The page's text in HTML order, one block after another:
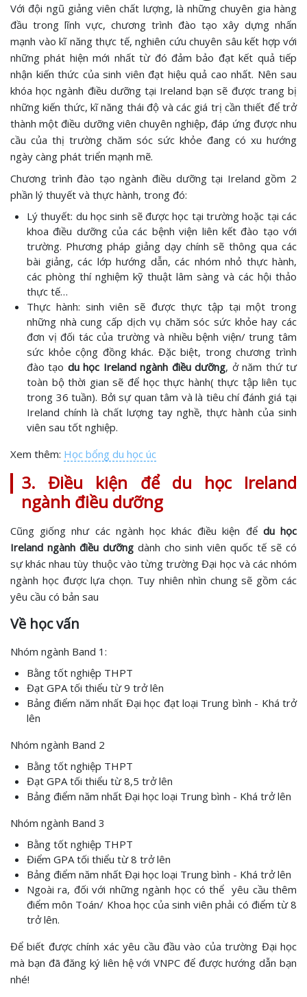
Với đội ngũ giảng viên chất lượng, là những chuyên gia hàng
đầu trong lĩnh vực, chương trình đào tạo xây dựng nhấn
mạnh vào kĩ năng thực tế, nghiên cứu chuyên sâu kết hợp với
những phát hiện mới nhất từ đó đảm bảo đạt kết quả tiếp
nhận kiến thức của sinh viên đạt hiệu quả cao nhất. Nên sau
khóa học ngành điều dưỡng tại Ireland bạn sẽ được trang bị
những kiến thức, kĩ năng thái độ và các giá trị cần thiết để trở
thành một điều dưỡng viên chuyên nghiệp, đáp ứng được nhu
cầu của thị trường chăm sóc sức khỏe đang có xu hướng
ngày càng phát triển mạnh mẽ.
Chương trình đào tạo ngành điều dưỡng tại Ireland gồm 2
phần lý thuyết và thực hành, trong đó:
Lý thuyết: du học sinh sẽ được học tại trường hoặc tại các
khoa điều dưỡng của các bệnh viện liên kết đào tạo với
trường. Phương pháp giảng dạy chính sẽ thông qua các
bài giảng, các lớp hướng dẫn, các nhóm nhỏ thực hành,
các phòng thí nghiệm kỹ thuật lâm sàng và các hội thảo
thực tế…
Thực hành: sinh viên sẽ được thực tập tại một trong
những nhà cung cấp dịch vụ chăm sóc sức khỏe hay các
đơn vị đối tác của trường và nhiều bệnh viện/ trung tâm
sức khỏe cộng đồng khác. Đặc biệt, trong chương trình
đào tạo du học Ireland ngành điều dưỡng, ở năm thứ tư
toàn bộ thời gian sẽ để học thực hành( thực tập liên tục
trong 36 tuần). Bởi sự quan tâm và là tiêu chí đánh giá tại
Ireland chính là chất lượng tay nghề, thực hành của sinh
viên sau tốt nghiệp.
Xem thêm: Học bổng du học úc
3. Điều kiện để du học Ireland
ngành điều dưỡng
Cũng giống như các ngành học khác điều kiện để du học
Ireland ngành điều dưỡngdành cho sinh viên quốc tế sẽ có
sự khác nhau tùy thuộc vào từng trường Đại học và các nhóm
ngành học được lựa chọn. Tuy nhiên nhìn chung sẽ gồm các
yêu cầu có bản sau
Về học vấn
Nhóm ngành Band 1:
Bằng tốt nghiệp THPT
Đạt GPA tối thiểu từ 9 trở lên
Bảng điểm năm nhất Đại học đạt loại Trung bình - Khá trở
lên
Nhóm ngành Band 2
Bằng tốt nghiệp THPT
Đạt GPA tối thiểu từ 8,5 trở lên
Bảng điểm năm nhất Đại học loại Trung bình - Khá trở lên
Nhóm ngành Band 3
Bằng tốt nghiệp THPT
Điểm GPA tối thiểu từ 8 trở lên
Bảng điểm năm nhất Đại học loại Trung bình - Khá trở lên
Ngoài ra, đối với những ngành học có thể yêu cầu thêm
điểm môn Toán/ Khoa học của sinh viên phải có điểm từ 8
trở lên.
Để biết được chính xác yêu cầu đầu vào của trường Đại học
mà bạn đã đăng ký liên hệ với VNPC để được hướng dẫn bạn
nhé!